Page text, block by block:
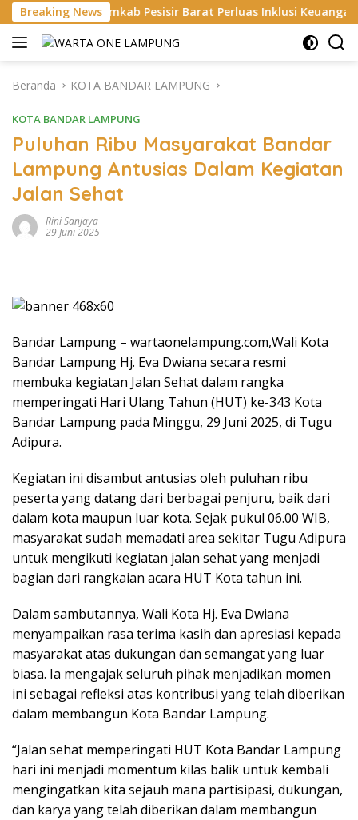
Langsung
ke
konten
Breaking News
Pemkab Pesisir Barat Perluas Inklusi Keuangan, 150 Guru
Beranda KOTA BANDAR LAMPUNG
KOTA BANDAR LAMPUNG
Puluhan Ribu Masyarakat Bandar
Lampung Antusias Dalam Kegiatan
Jalan Sehat
Rini Sanjaya
29 Juni 2025
Bandar Lampung – wartaonelampung.com,Wali Kota
Bandar Lampung Hj. Eva Dwiana secara resmi
membuka kegiatan Jalan Sehat dalam rangka
memperingati Hari Ulang Tahun (HUT) ke-343 Kota
Bandar Lampung pada Minggu, 29 Juni 2025, di Tugu
Adipura.
Kegiatan ini disambut antusias oleh puluhan ribu
peserta yang datang dari berbagai penjuru, baik dari
dalam kota maupun luar kota. Sejak pukul 06.00 WIB,
masyarakat sudah memadati area sekitar Tugu Adipura
untuk mengikuti kegiatan jalan sehat yang menjadi
bagian dari rangkaian acara HUT Kota tahun ini.
Dalam sambutannya, Wali Kota Hj. Eva Dwiana
menyampaikan rasa terima kasih dan apresiasi kepada
masyarakat atas dukungan dan semangat yang luar
biasa. Ia mengajak seluruh pihak menjadikan momen
ini sebagai refleksi atas kontribusi yang telah diberikan
dalam membangun Kota Bandar Lampung.
“Jalan sehat memperingati HUT Kota Bandar Lampung
hari ini menjadi momentum kilas balik untuk kembali
mengingatkan kita sejauh mana partisipasi, dukungan,
dan karya yang telah diberikan dalam membangun